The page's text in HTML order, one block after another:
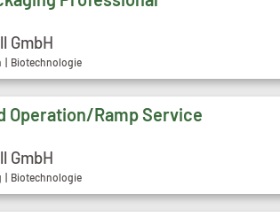
GmbH
| Biotechnologie
Operation/Ramp Service
GmbH
| Biotechnologie